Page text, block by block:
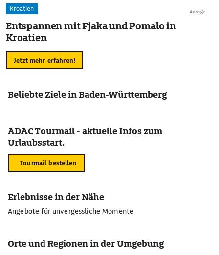
Anzeige
Kroatien
Entspannen mit Fjaka und Pomalo in
Kroatien
Jetzt mehr erfahren!
Beliebte Ziele in Baden-Württemberg
ADAC Tourmail - aktuelle Infos zum
Urlaubsstart.
Tourmail bestellen
Erlebnisse in der Nähe
Angebote für unvergessliche Momente
Orte und Regionen in der Umgebung